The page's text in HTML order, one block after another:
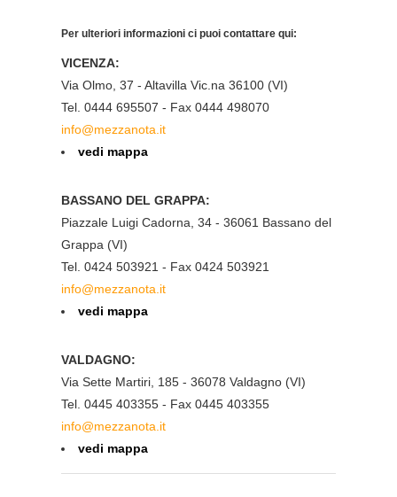
Per ulteriori informazioni ci puoi contattare qui:
VICENZA:
Via Olmo, 37 - Altavilla Vic.na 36100 (VI)
Tel. 0444 695507 - Fax 0444 498070
info@mezzanota.it
vedi mappa
BASSANO DEL GRAPPA:
Piazzale Luigi Cadorna, 34 - 36061 Bassano del
Grappa (VI)
Tel. 0424 503921 - Fax 0424 503921
info@mezzanota.it
vedi mappa
VALDAGNO:
Via Sette Martiri, 185 - 36078 Valdagno (VI)
Tel. 0445 403355 - Fax 0445 403355
info@mezzanota.it
vedi mappa